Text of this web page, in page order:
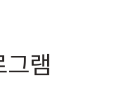
램